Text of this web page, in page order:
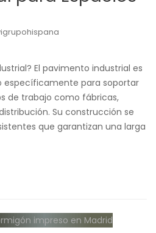
El pavimento industrial es
específicamente para soportar
de trabajo como fábricas,
Su construcción se
que garantizan una larga